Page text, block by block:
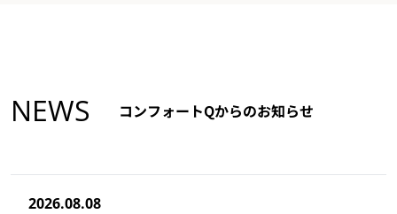
NEWS コンフォートQからのお知らせ
2026.08.08